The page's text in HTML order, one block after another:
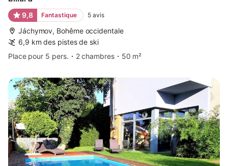
9,8 Fantastique 5 avis
Jáchymov, Bohême occidentale
6,9 km des pistes de ski
Place pour 5 pers.
2 chambres 50 m²